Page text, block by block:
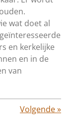
wat doet al
en kerkelijke
en in de
van
Volgende»